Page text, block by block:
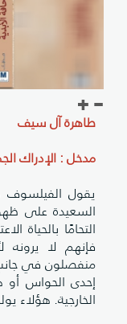
طاهرة آل سيف
مدخل : الإدراك
يقول
السعيدة على
التحامًا بالحياة
فإنهم لا
منفصلون في
إحدى الحواس أو
الخارجية. هؤلاء